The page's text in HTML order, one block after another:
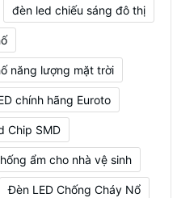
đèn led chiếu sáng đô thị
năng lượng mặt trời
chính hãng Euroto
Chip SMD
ẩm cho nhà vệ sinh
Đèn LED Chống Cháy Nổ